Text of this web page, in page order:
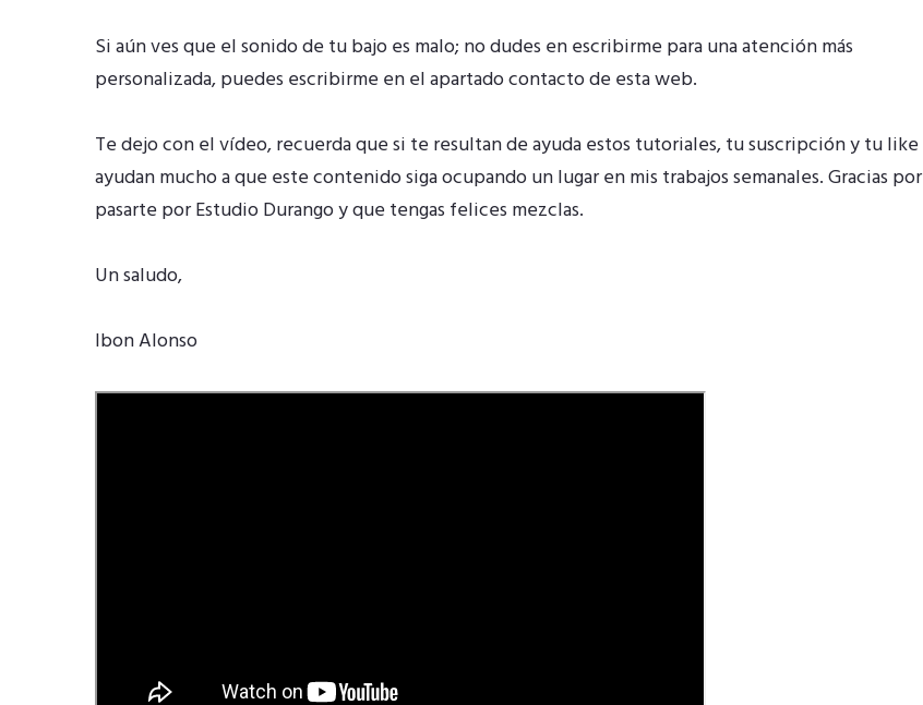
Si aún ves que el sonido de tu bajo es malo; no dudes en escribirme para una atención más
personalizada, puedes escribirme en el apartadocontactode esta web.
Te dejo con el vídeo, recuerda que si te resultan de ayuda estos tutoriales, tususcripcióny tu like
ayudan mucho a que este contenido siga ocupando un lugar en mis trabajos semanales. Gracias por
pasarte por Estudio Durango y que tengas felices mezclas.
Un saludo,
Ibon Alonso